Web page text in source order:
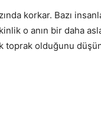
korkar. Bazı
o anın bir daha
toprak olduğunu